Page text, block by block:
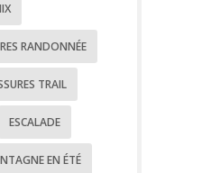
RANDONNÉE
TRAIL
ESCALADE
EN ÉTÉ